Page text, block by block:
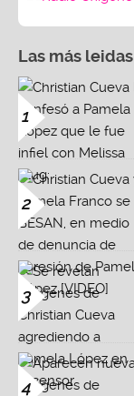
Las más leidas
1
2
3
4